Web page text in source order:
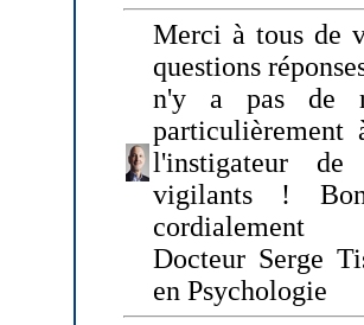
Merci à tous de
questions
n'y a pas de
l'instigateur de
vigilants !
cordialement
Docteur Serge
en Psychologie